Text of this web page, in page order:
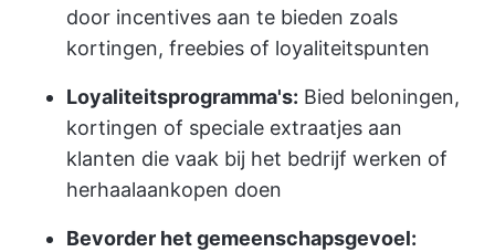
door incentives aan te bieden zoals
kortingen, freebies of loyaliteitspunten
Loyaliteitsprogramma's: Bied beloningen,
kortingen of speciale extraatjes aan
klanten die vaak bij het bedrijf werken of
herhaalaankopen doen
Bevorder het gemeenschapsgevoel: